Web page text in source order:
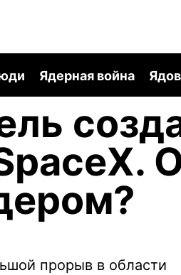
Ядерная война
прорыв в области